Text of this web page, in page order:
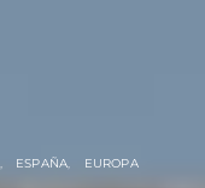
ESPAÑA EUROPA